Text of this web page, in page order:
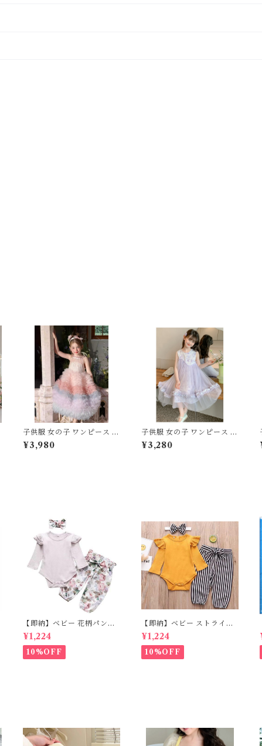
子供服 女の子 ワンピース 夏
服 プリンセス ドレス チュー
ル レース フリル ティアード
¥3,980
子供服 女の子 ワンピース 夏
服 プリンセス ドレス チュー
ル ノースリーブ 120 130 14
¥3,280
【即納】ベビー 花柄パンツ
&ロンパースset＋ヘッドバ
ンド 3点セット☆女の子 フ
ェミニン 80cm
¥1,224
10%OFF
【即納】ベビー ストライプ
パンツ&フリルロンパースse
t＋ヘッドバンド 3点セット
☆女の子 マニッシュ 80㎝
¥1,224
10%OFF